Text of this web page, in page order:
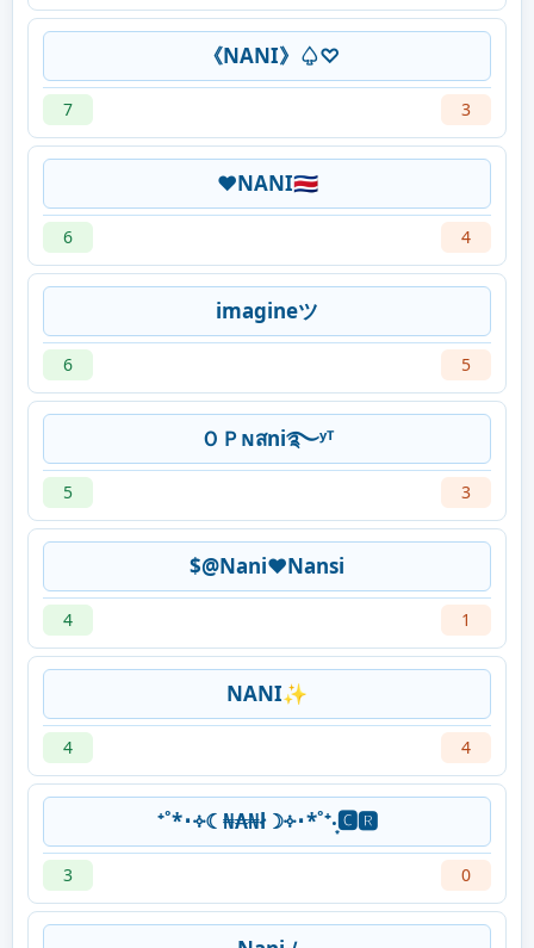
《NANI》♤♡
7 3
❤️NANI🇨🇷
6 4
imagineツ
6 5
ＯＰɴสni࿐ʸᵀ
5 3
$@Nani❤️Nansi
4 1
NANI✨
4 4
⁺˚*･༓☾₦₳₦ł☽༓･*˚⁺‧͙🅲🆁
3 0